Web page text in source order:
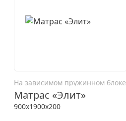
На зависимом пружинном блоке
Матрас «Элит»
900x1900x200